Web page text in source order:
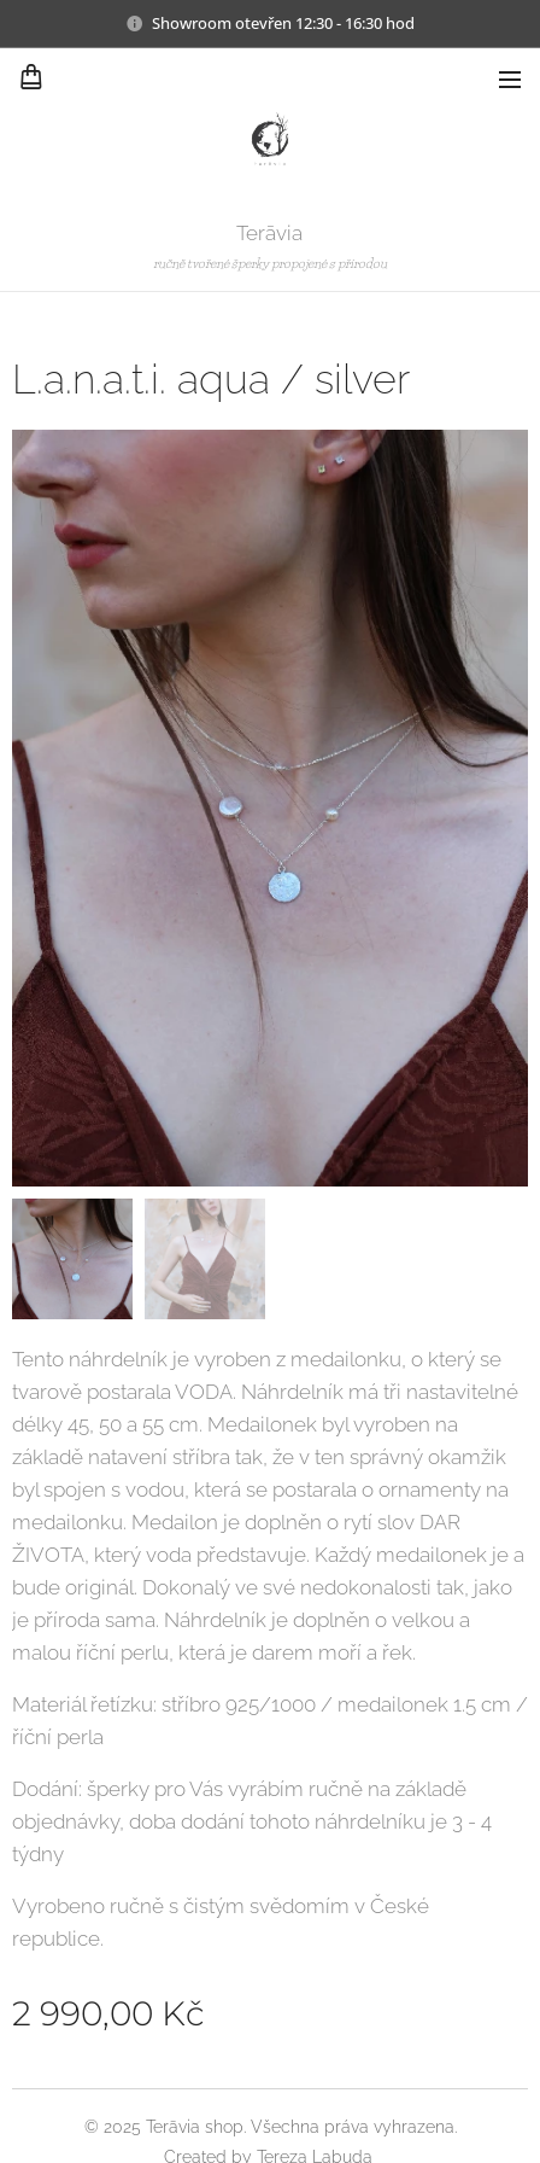
Showroom otevřen 12:30 - 16:30 hod
Terāvia
ručně tvořené šperky propojené s přírodou
L.a.n.a.t.i. aqua / silver
Tento náhrdelník je vyroben z medailonku, o který se
tvarově postarala VODA. Náhrdelník má tři nastavitelné
délky 45, 50 a 55 cm. Medailonek byl vyroben na
základě natavení stříbra tak, že v ten správný okamžik
byl spojen s vodou, která se postarala o ornamenty na
medailonku. Medailon je doplněn o rytí slov DAR
ŽIVOTA, který voda představuje. Každý medailonek je a
bude originál. Dokonalý ve své nedokonalosti tak, jako
je příroda sama. Náhrdelník je doplněn o velkou a
malou říční perlu, která je darem moří a řek.
Materiál řetízku: stříbro 925/1000 / medailonek 1.5 cm /
říční perla
Dodání: šperky pro Vás vyrábím ručně na základě
objednávky, doba dodání tohoto náhrdelníku je 3 - 4
týdny
Vyrobeno ručně s čistým svědomím v České
republice.
2 990,00 Kč
© 2025 Terāvia shop. Všechna práva vyhrazena.
Created by Tereza Labuda